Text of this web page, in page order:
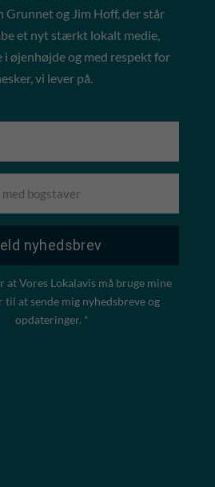
og Jim Hoff, der står
et nyt stærkt lokalt medie,
øjenhøjde og med respekt for
vi lever på.
at Vores Lokalavis må bruge mine
til at sende mig nyhedsbreve og
opdateringer. *